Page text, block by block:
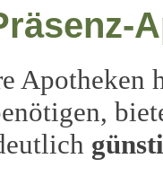
Apotheken